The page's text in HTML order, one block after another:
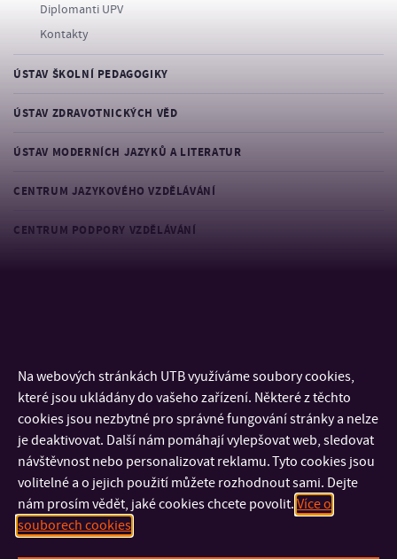
Diplomanti UPV
Kontakty
ÚSTAV ŠKOLNÍ PEDAGOGIKY
ÚSTAV ZDRAVOTNICKÝCH VĚD
ÚSTAV MODERNÍCH JAZYKŮ A LITERATUR
CENTRUM JAZYKOVÉHO VZDĚLÁVÁNÍ
CENTRUM PODPORY VZDĚLÁVÁNÍ
Na webových stránkách UTB využíváme soubory cookies,
které jsou ukládány do vašeho zařízení. Některé z těchto
cookies jsou nezbytné pro správné fungování stránky a nelze
je deaktivovat. Další nám pomáhají vylepšovat web, sledovat
návštěvnost nebo personalizovat reklamu. Tyto cookies jsou
volitelné a o jejich použití můžete rozhodnout sami. Dejte
nám prosím vědět, jaké cookies chcete povolit. Více o
souborech cookies